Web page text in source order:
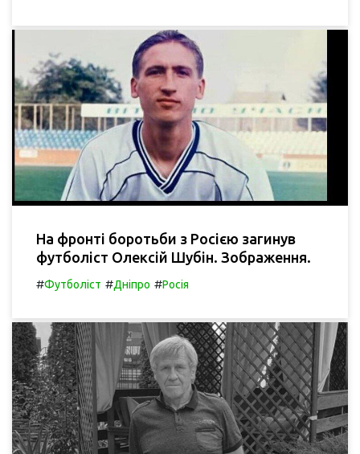
На фронті боротьби з Росією загинув
футболіст Олексій Шубін. Зображення.
#Футболіст #Дніпро #Росія